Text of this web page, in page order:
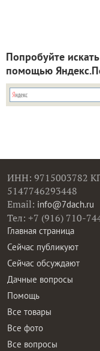
Попробуйте
помощью
ИНН: 9715003782
5147746293448
Email: info@7dach.ru
Тел: +7 (916) 710-
Главная страница
Сейчас публикуют
Сейчас обсуждают
Дачные вопросы
Помощь
Все товары
Все фото
Все вопросы